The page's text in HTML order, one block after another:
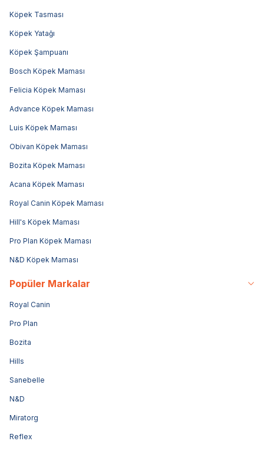
Köpek Tasması
Köpek Yatağı
Köpek Şampuanı
Bosch Köpek Maması
Felicia Köpek Maması
Advance Köpek Maması
Luis Köpek Maması
Obivan Köpek Maması
Bozita Köpek Maması
Acana Köpek Maması
Royal Canin Köpek Maması
Hill's Köpek Maması
Pro Plan Köpek Maması
N&D Köpek Maması
Popüler Markalar
Royal Canin
Pro Plan
Bozita
Hills
Sanebelle
N&D
Miratorg
Reflex